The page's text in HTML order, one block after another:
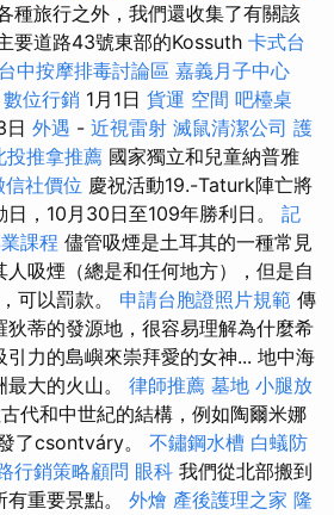
種旅行之外，我們還收集了有關該
要道路43號東部的Kossuth 卡式台
台中按摩排毒討論區 嘉義月子中心
數位行銷 1月1日 貨運 空間 吧檯桌
日 外遇 - 近視雷射 滅鼠清潔公司 護
投推拿推薦 國家獨立和兒童納普雅
信社價位 慶祝活動19.-Taturk陣亡將
，10月30日至109年勝利日。 記
課程 儘管吸煙是土耳其的一種常見
吸煙（總是和任何地方），但是自
可以罰款。 申請台胞證照片規範 傳
狄蒂的發源地，很容易理解為什麼希
引力的島嶼來崇拜愛的女神... 地中海
大的火山。 律師推薦 墓地 小腿放
代和中世紀的結構，例如陶爾米娜
了csontváry。 不鏽鋼水槽 白蟻防
行銷策略顧問 眼科 我們從北部搬到
重要景點。 外燴 產後護理之家 隆